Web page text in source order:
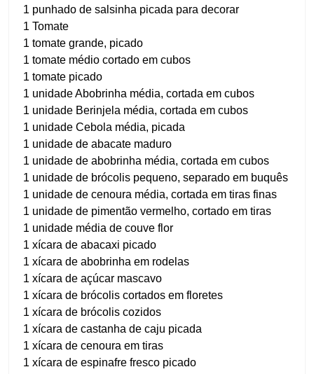
1 punhado de salsinha picada para decorar
1 Tomate
1 tomate grande, picado
1 tomate médio cortado em cubos
1 tomate picado
1 unidade Abobrinha média, cortada em cubos
1 unidade Berinjela média, cortada em cubos
1 unidade Cebola média, picada
1 unidade de abacate maduro
1 unidade de abobrinha média, cortada em cubos
1 unidade de brócolis pequeno, separado em buquês
1 unidade de cenoura média, cortada em tiras finas
1 unidade de pimentão vermelho, cortado em tiras
1 unidade média de couve flor
1 xícara de abacaxi picado
1 xícara de abobrinha em rodelas
1 xícara de açúcar mascavo
1 xícara de brócolis cortados em floretes
1 xícara de brócolis cozidos
1 xícara de castanha de caju picada
1 xícara de cenoura em tiras
1 xícara de espinafre fresco picado